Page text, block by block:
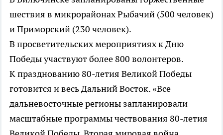
шествия в микрорайонах Рыбачий (500 человек)
и Приморский (230 человек).
В просветительских мероприятиях к Дню
Победы участвуют более 800 волонтеров.
К празднованию 80-летия Великой Победы
готовится и весь Дальний Восток. «Все
дальневосточные регионы запланировали
масштабные программы чествования 80-летия